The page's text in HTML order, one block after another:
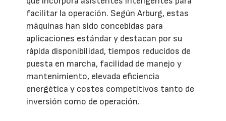
facilitar la operación. Según Arburg, estas
máquinas han sido concebidas para
aplicaciones estándar y destacan por su
rápida disponibilidad, tiempos reducidos de
puesta en marcha, facilidad de manejo y
mantenimiento, elevada eficiencia
energética y costes competitivos tanto de
inversión como de operación.